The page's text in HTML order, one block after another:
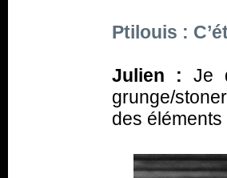
Ptilouis :
Julien : Je
grunge/
des